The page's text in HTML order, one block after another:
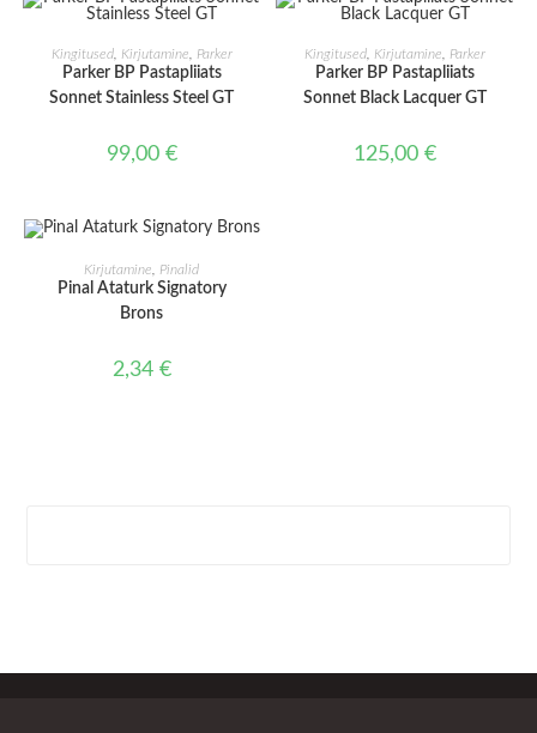
LISA KORVI
Kingitused, Kirjutamine Parker
Parker BP Pastapliiats
Sonnet Stainless Steel GT
99,00 €
LISA KORVI
Kingitused Kirjutamine Parker
Parker BP Pastapliiats
Sonnet Black Lacquer GT
125,00€
LISA KORVI
Kirjutamine Pinalid
Pinal Ataturk Signatory
Brons
2,34 €